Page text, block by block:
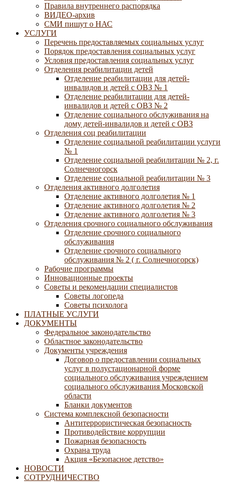
Правила внутреннего распорядка
ВИДЕО-архив
СМИ пишут о НАС
УСЛУГИ
Перечень предоставляемых социальных услуг
Порядок предоставления социальных услуг
Условия предоставления социальных услуг
Отделения реабилитации детей
Отделение реабилитации для детей-
инвалидов и детей с ОВЗ № 1
Отделение реабилитации для детей-
инвалидов и детей с ОВЗ № 2
Отделение социального обслуживания на
дому детей-инвалидов и детей с ОВЗ
Отделения соц реабилитации
Отделение социальной реабилитации услуги
№ 1
Отделение социальной реабилитации № 2, г.
Солнечногорск
Отделение социальной реабилитации № 3
Отделения активного долголетия
Отделение активного долголетия № 1
Отделение активного долголетия № 2
Отделение активного долголетия № 3
Отделения срочного социального обслуживания
Отделение срочного социального
обслуживания
Отделение срочного социального
обслуживания № 2 ( г. Солнечногорск)
Рабочие программы
Инновационные проекты
Советы и рекомендации специалистов
Советы логопеда
Советы психолога
ПЛАТНЫЕ УСЛУГИ
ДОКУМЕНТЫ
Федеральное законодательство
Областное законодательство
Документы учреждения
Договор о предоставлении социальных
услуг в полустационарной форме
социального обслуживания учреждением
социального обслуживания Московской
области
Бланки документов
Система комплексной безопасности
Антитеррористическая безопасность
Противодействие коррупции
Пожарная безопасность
Охрана труда
Акция «Безопасное детство»
НОВОСТИ
СОТРУДНИЧЕСТВО